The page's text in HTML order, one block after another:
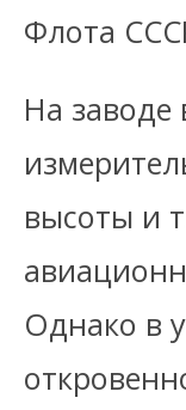
Флота
На заводе
высоты и
Однако в